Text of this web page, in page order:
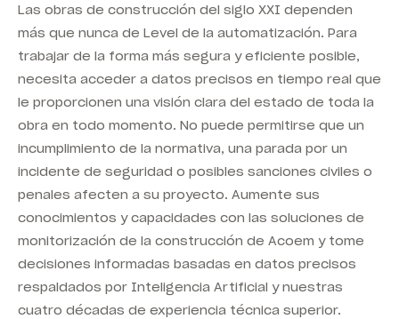
Las obras de construcción del siglo XXI dependen
más que nunca de Level de la automatización. Para
trabajar de la forma más segura y eficiente posible,
necesita acceder a datos precisos en tiempo real que
le proporcionen una visión clara del estado de toda la
obra en todo momento. No puede permitirse que un
incumplimiento de la normativa, una parada por un
incidente de seguridad o posibles sanciones civiles o
penales afecten a su proyecto. Aumente sus
conocimientos y capacidades con las soluciones de
monitorización de la construcción de Acoem y tome
decisiones informadas basadas en datos precisos
respaldados por Inteligencia Artificial y nuestras
cuatro décadas de experiencia técnica superior.